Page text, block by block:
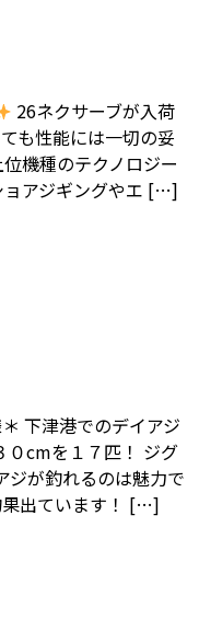
26ネクサーブが入荷
も性能には一切の妥
機種のテクノロジー
ョアジギングやエ […]
下津港でのデイアジ
０cmを１７匹！ ジグ
が釣れるのは魅力で
果出ています！ […]